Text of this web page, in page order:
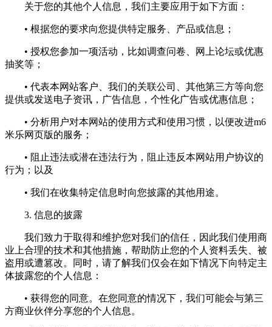
关于您的其他个人信息，我们主要应用于如下方面：
• 根据您的要求向您提供特定服务、产品或信息；
• 授权您参加一项活动，比如调查问卷、网上论坛或优惠
抽奖等；
• 代表本网站客户、我们的关联公司、其他第三方等向您
提供或发送电子资讯，广告信息，个性化广告或优惠信息；
• 分析用户对本网站的使用方式和使用习惯，以便改进m6
米乐网页版的服务；
• 阻止违法或潜在违法行为，阻止违反本网站用户协议的
行为；以及
• 我们在收集特定信息时向您披露的其他用途。
3. 信息的披露
我们致力于取得和维护您对我们的信任，因此我们使用商
业上合理的技术和其他措施，帮助防止您的个人资料丢失、被
盗用或遭篡改。同时，请了解我们仅会在如下情况下向特定主
体披露您的个人信息：
• 获得您的同意。在您同意的情况下，我们可能会与第三
方商业伙伴分享您的个人信息。